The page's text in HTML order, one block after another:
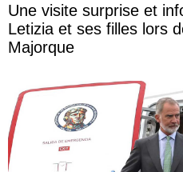
Une visite surprise et
Letizia et ses filles lors
Majorque